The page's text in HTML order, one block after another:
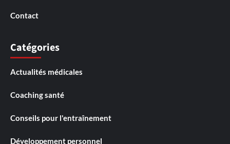
Contact
Catégories
Actualités médicales
Coaching santé
Conseils pour l'entraînement
Développement personnel